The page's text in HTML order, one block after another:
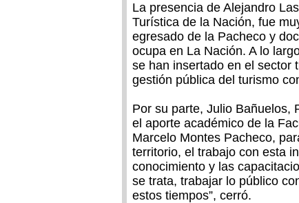
La presencia de Alejandro
Turística de la Nación, fue
egresado de la Pacheco y
ocupa en La Nación. A lo
se han insertado en el sector
gestión pública del turismo
Por su parte, Julio Bañuelos,
el aporte académico de la
Marcelo Montes Pacheco,
territorio, el trabajo con esta
conocimiento y las
se trata, trabajar lo público
estos tiempos”, cerró.